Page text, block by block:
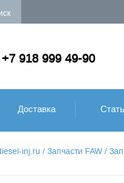
918 999 49-90
Доставка
inj.ru / Запчасти FAW /